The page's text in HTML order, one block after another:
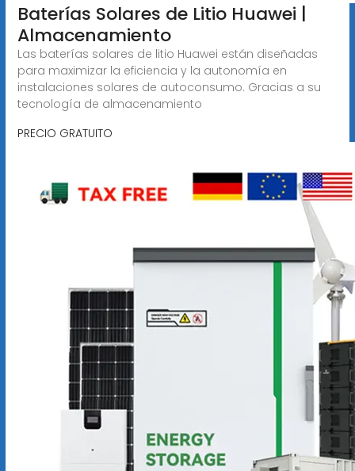
Baterías Solares de Litio Huawei |
Almacenamiento
Las baterías solares de litio Huawei están diseñadas
para maximizar la eficiencia y la autonomía en
instalaciones solares de autoconsumo. Gracias a su
tecnología de almacenamiento
PRECIO GRATUITO